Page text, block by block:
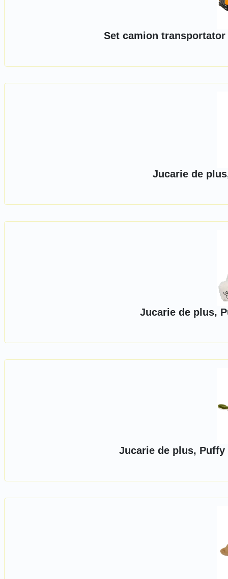
Set camion transportator
Jucarie de
Jucarie de plus,
Jucarie de plus, Puffy